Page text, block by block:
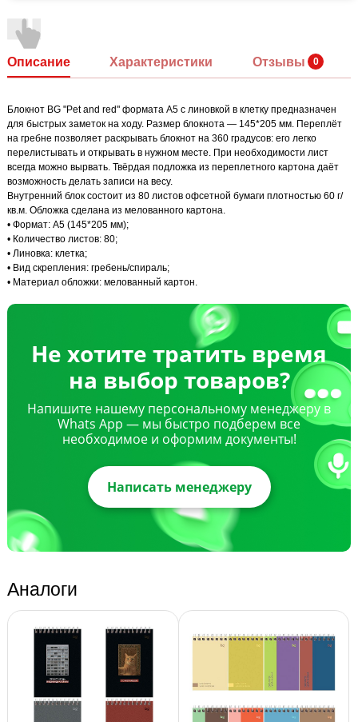
Описание Характеристики Отзывы
Блокнот BG "Pet and red" формата А5 с линовкой в клетку предназначен
для быстрых заметок на ходу. Размер блокнота — 145*205 мм. Переплёт
на гребне позволяет раскрывать блокнот на 360 градусов: его легко
перелистывать и открывать в нужном месте. При необходимости лист
всегда можно вырвать. Твёрдая подложка из переплетного картона даёт
возможность делать записи на весу.
Внутренний блок состоит из 80 листов офсетной бумаги плотностью 60 г/
кв.м. Обложка сделана из мелованного картона.
• Формат: А5 (145*205 мм);
• Количество листов: 80;
• Линовка: клетка;
• Вид скрепления: гребень/спираль;
• Материал обложки: мелованный картон.
Не хотите тратить время
на выбор товаров?
Напишите нашему персональному менеджеру в
Whats App — мы быстро подберем все
необходимое и оформим документы!
Написать менеджеру
Аналоги